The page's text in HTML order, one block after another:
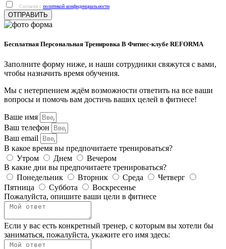
Согласен с политикой конфиденциальности
ОТПРАВИТЬ
Бесплатная Персональная Тренировка В Фитнес-клубе REFORMA
Заполните форму ниже, и наши сотрудники свяжутся с вами,
чтобы назначить время обучения.
Мы с нетерпением ждём возможности ответить на все ваши
вопросы и помочь вам достичь ваших целей в фитнесе!
Ваше имя
Ваш телефон
Ваш email
В какое время вы предпочитаете тренироваться?
Утром
Днем
Вечером
В какие дни вы предпочитаете тренироваться?
Понедельник
Вторник Среда
Четверг
Пятница
Суббота
Воскресенье
Пожалуйста, опишите ваши цели в фитнесе
Если у вас есть конкретный тренер, с которым вы хотели бы
заниматься, пожалуйста, укажите его имя здесь: